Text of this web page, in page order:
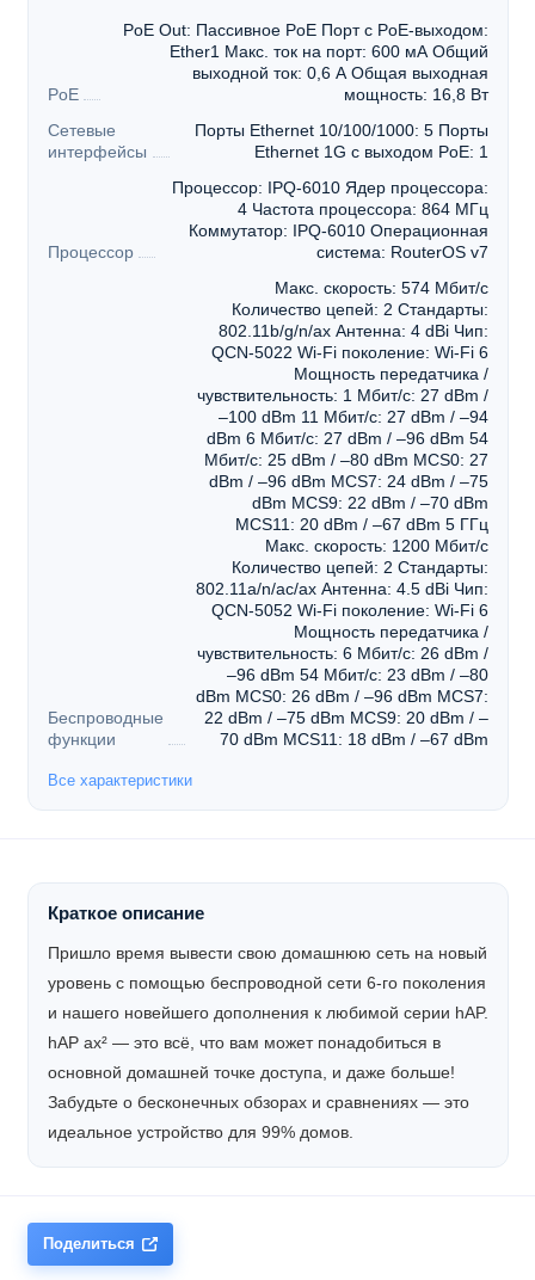
PoE
PoE Out: Пассивное PoE Порт с PoE-выходом:
Ether1 Макс. ток на порт: 600 мА Общий
выходной ток: 0,6 А Общая выходная
мощность: 16,8 Вт
Сетевые
интерфейсы
Порты Ethernet 10/100/1000: 5 Порты
Ethernet 1G с выходом PoE: 1
Процессор
Процессор: IPQ-6010 Ядер процессора:
4 Частота процессора: 864 МГц
Коммутатор: IPQ-6010 Операционная
система: RouterOS v7
Беспроводные
функции
Макс. скорость: 574 Мбит/с
Количество цепей: 2 Стандарты:
802.11b/g/n/ax Антенна: 4 dBi Чип:
QCN-5022 Wi-Fi поколение: Wi-Fi 6
Мощность передатчика /
чувствительность: 1 Мбит/с: 27 dBm /
–100 dBm 11 Мбит/с: 27 dBm / –94
dBm 6 Мбит/с: 27 dBm / –96 dBm 54
Мбит/с: 25 dBm / –80 dBm MCS0: 27
dBm / –96 dBm MCS7: 24 dBm / –75
dBm MCS9: 22 dBm / –70 dBm
MCS11: 20 dBm / –67 dBm 5 ГГц
Макс. скорость: 1200 Мбит/с
Количество цепей: 2 Стандарты:
802.11a/n/ac/ax Антенна: 4.5 dBi Чип:
QCN-5052 Wi-Fi поколение: Wi-Fi 6
Мощность передатчика /
чувствительность: 6 Мбит/с: 26 dBm /
–96 dBm 54 Мбит/с: 23 dBm / –80
dBm MCS0: 26 dBm / –96 dBm MCS7:
22 dBm / –75 dBm MCS9: 20 dBm / –
70 dBm MCS11: 18 dBm / –67 dBm
Все характеристики
Краткое описание
Пришло время вывести свою домашнюю сеть на новый
уровень с помощью беспроводной сети 6-го поколения
и нашего новейшего дополнения к любимой серии hAP.
hAP ax² — это всё, что вам может понадобиться в
основной домашней точке доступа, и даже больше!
Забудьте о бесконечных обзорах и сравнениях — это
идеальное устройство для 99% домов.
Поделиться